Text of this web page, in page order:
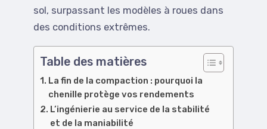
sol, surpassant les modèles à roues dans
des conditions extrêmes.
Table des matières
La fin de la compaction : pourquoi la
chenille protège vos rendements
L’ingénierie au service de la stabilité
et de la maniabilité